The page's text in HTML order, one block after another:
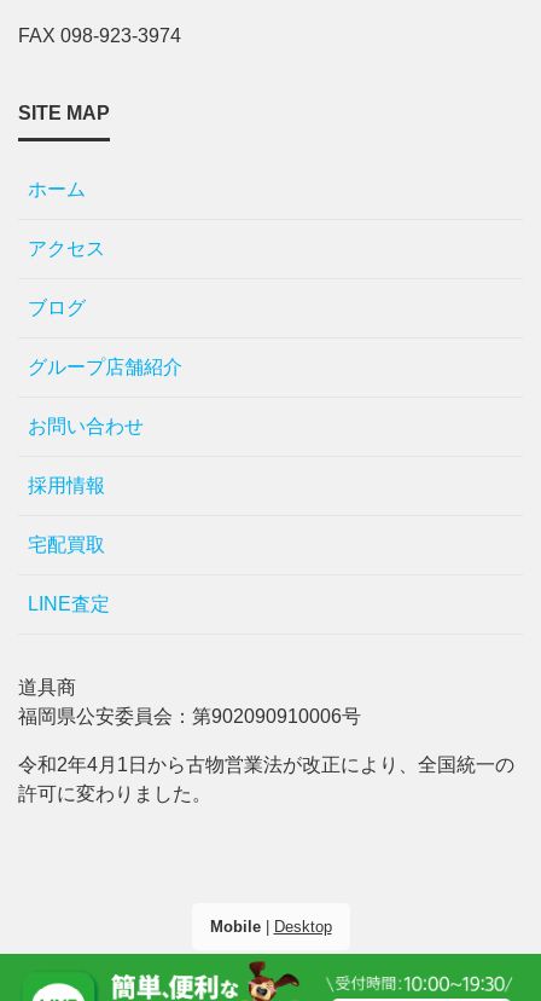
FAX 098-923-3974
SITE MAP
ホーム
アクセス
ブログ
グループ店舗紹介
お問い合わせ
採用情報
宅配買取
LINE査定
道具商
福岡県公安委員会：第902090910006号
令和2年4月1日から古物営業法が改正により、全国統一の
許可に変わりました。
Mobile| Desktop
(C) 2026 ハンズクラフト沖縄 . All rights reserved.